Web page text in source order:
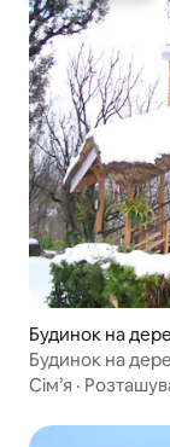
Будинок на
Будинок на
Сім’я ·